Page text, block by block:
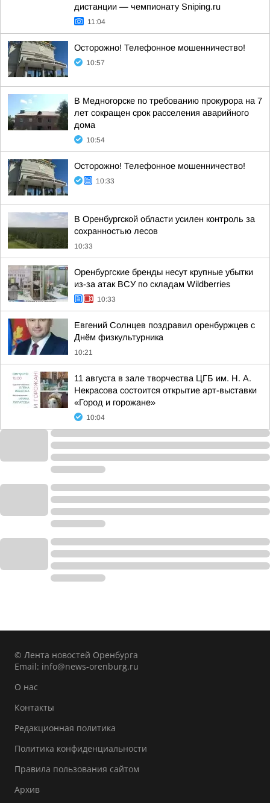
дистанции — чемпионату Sniping.ru
11:04
Осторожно! Телефонное мошенничество!
10:57
В Медногорске по требованию прокурора на 7
лет сокращен срок расселения аварийного
дома
10:54
Осторожно! Телефонное мошенничество!
10:33
В Оренбургской области усилен контроль за
сохранностью лесов
10:33
Оренбургские бренды несут крупные убытки
из-за атак ВСУ по складам Wildberries
10:33
Евгений Солнцев поздравил оренбуржцев с
Днём физкультурника
10:21
11 августа в зале творчества ЦГБ им. Н. А.
Некрасова состоится открытие арт-выставки
«Город и горожане»
10:04
© Лента новостей Оренбурга
Email: info@news-orenburg.ru
О нас
Контакты
Редакционная политика
Политика конфиденциальности
Правила пользования сайтом
Архив